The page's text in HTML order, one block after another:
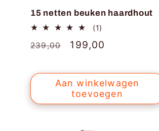
15 netten beuken haardhout
(1)
aantal
Normale
239,00 Aanbiedingsprijs
199,00
Aan winkelwagen
toevoegen